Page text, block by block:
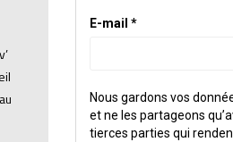
E-mail *
Nous gardons vos
et ne les partageons
tierces parties qui